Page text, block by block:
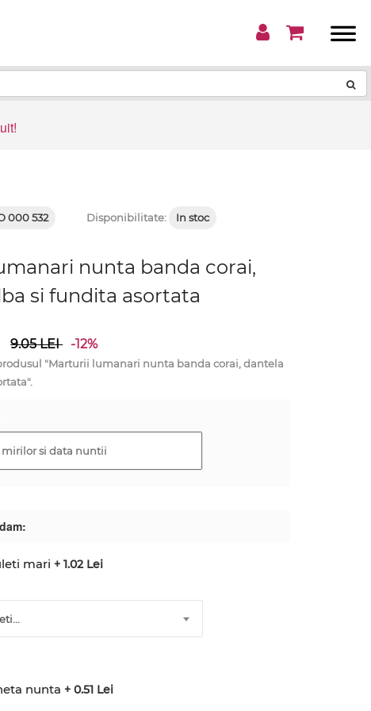
000 532 Disponibilitate: In stoc
nunta banda corai,
si fundita asortata
9.05LEI -12%
"Marturii lumanari nunta banda corai, dantela
mari + 1.02 Lei
nunta + 0.51 Lei